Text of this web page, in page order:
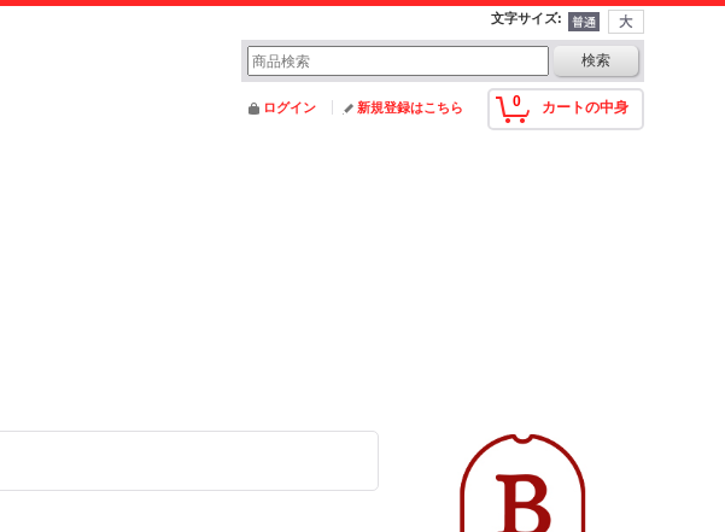
文字サイズ:
0 カートの中身
ログイン 新規登録はこちら